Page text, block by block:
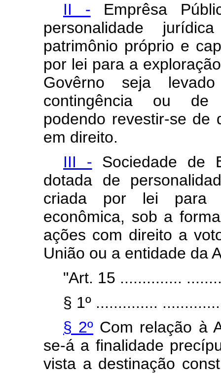
II - Emprêsa
personalidade
patrimônio próprio e
por lei para a
Govêrno seja
contingência ou de
podendo revestir-se de
em direito.
III - Sociedade de
dotada de
criada por lei para
econômica, sob a
ações com direito a
União ou a entidade da
"Art. 15 ..............
§ 1º ..............
§ 2º Com relação à
se-á a finalidade
vista a destinação